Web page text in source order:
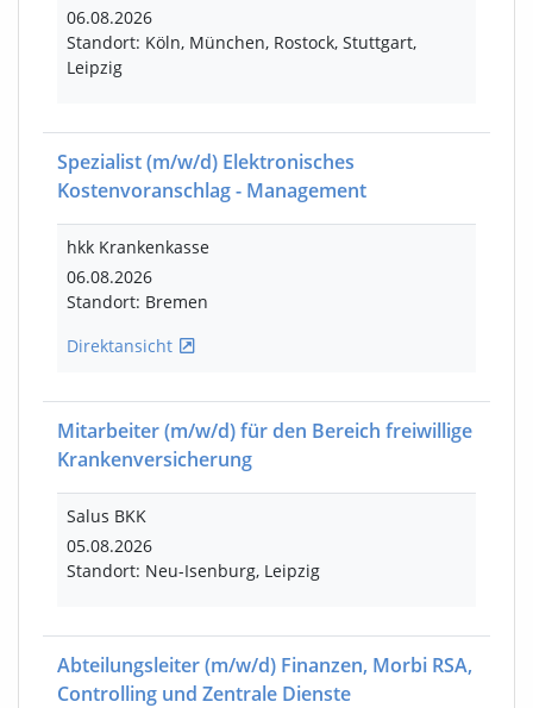
06.08.2026
Standort: Köln, München, Rostock, Stuttgart,
Leipzig
Spezialist(m/w/d) Elektronisches
Kostenvoranschlag - Management
hkk Krankenkasse
06.08.2026
Standort: Bremen
Direktansicht
Mitarbeiter(m/w/d)für den Bereich freiwillige
Krankenversicherung
Salus BKK
05.08.2026
Standort: Neu-Isenburg, Leipzig
Abteilungsleiter(m/w/d) Finanzen, Morbi RSA,
Controlling und Zentrale Dienste